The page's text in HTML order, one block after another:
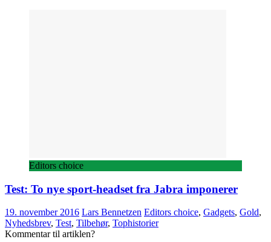
Editors choice
Test: To nye sport-headset fra Jabra imponerer
19. november 2016 Lars Bennetzen Editors choice, Gadgets, Gold,
Nyhedsbrev, Test, Tilbehør, Tophistorier
Kommentar til artiklen?